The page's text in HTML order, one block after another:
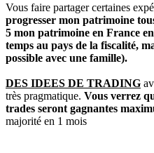
Vous faire partager certaines
progresser mon patrimoine
5 mon patrimoine en France
temps au pays de la fiscalité,
possible avec une famille).
DES IDEES DE TRADING
très pragmatique. Vous verrez
trades seront gagnantes
majorité en 1 mois